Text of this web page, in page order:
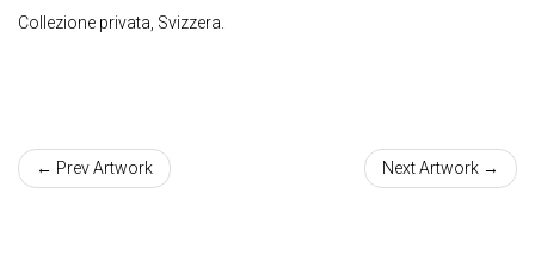
Collezione privata, Svizzera.
← Prev Artwork Next Artwork →